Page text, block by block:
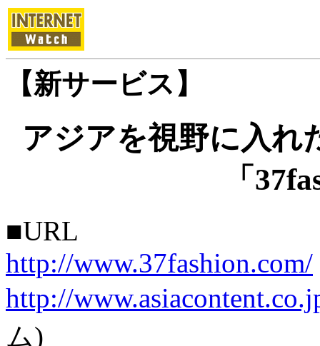
【新サービス】
アジアを視野に入れ
「
■URL
http://www.37fashion.com/
http://
ム)